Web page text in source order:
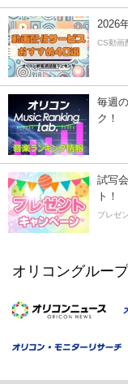
2026
CS動画
毎週
ク！
試写
ト！
プレゼ
オリコングルー